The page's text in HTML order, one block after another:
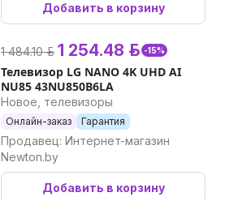
Добавить в корзину
1 484.10 р. 1 254.48 р. -15%
Телевизор LG NANO 4K UHD AI
NU85 43NU850B6LA
Новое, телевизоры
Онлайн-заказ Гарантия
Продавец: Интернет-магазин
Newton.by
Добавить в корзину